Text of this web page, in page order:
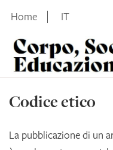
content
Home IT
Codice etico
La pubblicazione di un